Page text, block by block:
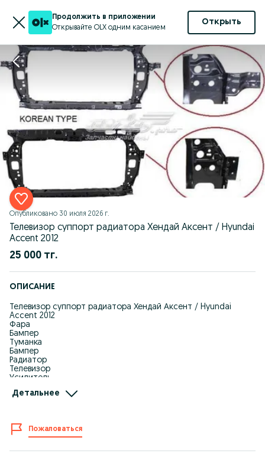
Продолжить в приложении
Открывайте OLX одним касанием
Открыть
Опубликовано 30 июля 2026 г.
Телевизор суппорт радиатора Хендай Аксент / Hyundai
Accent 2012
25 000 тг.
ОПИСАНИЕ
Телевизор суппорт радиатора Хендай Аксент / Hyundai
Accent 2012
Фара
Бампер
Туманка
Бампер
Радиатор
Телевизор
Усилитель
на все виды ! Работаем без выходных! Производства Тайвань
Отправка регион! Отправка по городу!
Оптом В Розницу
87*******10 (WhatsApp)
Детальнее
Пожаловаться